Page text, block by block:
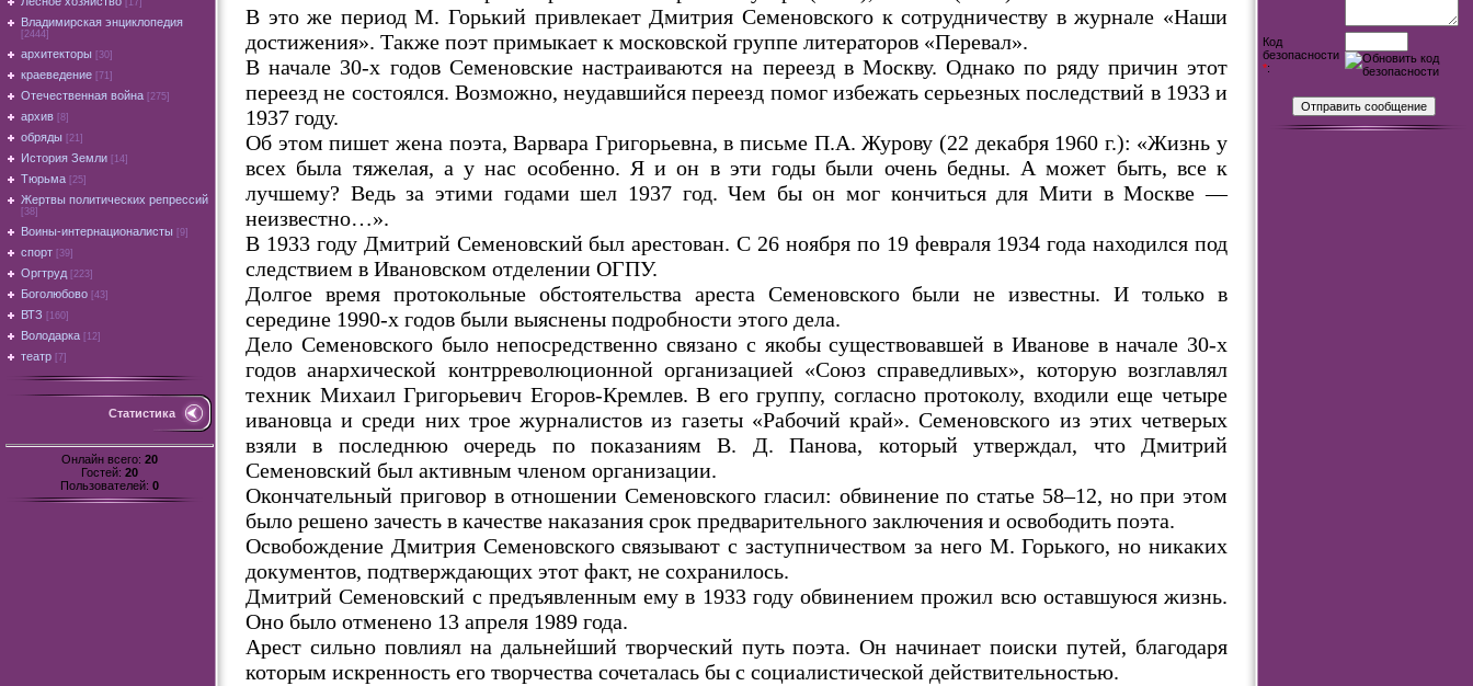
[17]
Владимирская энциклопедия
[2444]
архитекторы [30]
краеведение [71]
Отечественная война [275]
архив [8]
обряды [21]
История Земли [14]
Тюрьма [25]
Жертвы политических репрессий
[38]
Воины-интернационалисты [9]
спорт [39]
Оргтруд [223]
Боголюбово [43]
ВТЗ [160]
Володарка [12]
театр [7]
Статистика
Онлайн всего: 20
Гостей: 20
Пользователей: 0
В это же период М. Горький привлекает Дмитрия Семеновского к сотрудничеству в журнале «Наши
достижения». Также поэт примыкает к московской группе литераторов «Перевал».
В начале 30-х годов Семеновские настраиваются на переезд в Москву. Однако по ряду причин этот
переезд не состоялся. Возможно, неудавшийся переезд помог избежать серьезных последствий в 1933 и
1937 году.
Об этом пишет жена поэта, Варвара Григорьевна, в письме П.А. Журову (22 декабря 1960 г.): «Жизнь у
всех была тяжелая, а у нас особенно. Я и он в эти годы были очень бедны. А может быть, все к
лучшему? Ведь за этими годами шел 1937 год. Чем бы он мог кончиться для Мити в Москве —
неизвестно…».
В 1933 году Дмитрий Семеновский был арестован. С 26 ноября по 19 февраля 1934 года находился под
следствием в Ивановском отделении ОГПУ.
Долгое время протокольные обстоятельства ареста Семеновского были не известны. И только в
середине 1990-х годов были выяснены подробности этого дела.
Дело Семеновского было непосредственно связано с якобы существовавшей в Иванове в начале 30-х
годов анархической контрреволюционной организацией «Союз справедливых», которую возглавлял
техник Михаил Григорьевич Егоров-Кремлев. В его группу, согласно протоколу, входили еще четыре
ивановца и среди них трое журналистов из газеты «Рабочий край». Семеновского из этих четверых
взяли в последнюю очередь по показаниям В. Д. Панова, который утверждал, что Дмитрий
Семеновский был активным членом организации.
Окончательный приговор в отношении Семеновского гласил: обвинение по статье 58–12, но при этом
было решено зачесть в качестве наказания срок предварительного заключения и освободить поэта.
Освобождение Дмитрия Семеновского связывают с заступничеством за него М. Горького, но никаких
документов, подтверждающих этот факт, не сохранилось.
Дмитрий Семеновский с предъявленным ему в 1933 году обвинением прожил всю оставшуюся жизнь.
Оно было отменено 13 апреля 1989 года.
Арест сильно повлиял на дальнейший творческий путь поэта. Он начинает поиски путей, благодаря
которым искренность его творчества сочеталась бы с социалистической действительностью.
Код
безопасности
*: